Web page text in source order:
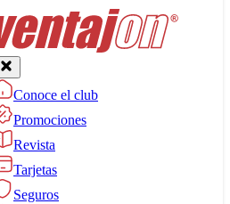
Conoce el club
Promociones
Revista
Tarjetas
Seguros